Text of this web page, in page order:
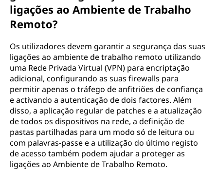
ligações ao Ambiente de Trabalho
Remoto?
Os utilizadores devem garantir a segurança das suas
ligações ao ambiente de trabalho remoto utilizando
uma Rede Privada Virtual (VPN) para encriptação
adicional, configurando as suas firewalls para
permitir apenas o tráfego de anfitriões de confiança
e activando a autenticação de dois factores. Além
disso, a aplicação regular de patches e a atualização
de todos os dispositivos na rede, a definição de
pastas partilhadas para um modo só de leitura ou
com palavras-passe e a utilização do último registo
de acesso também podem ajudar a proteger as
ligações ao Ambiente de Trabalho Remoto.